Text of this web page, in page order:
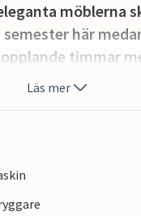
möblerna
här
timmar
dörren och
du äter.
Läs mer